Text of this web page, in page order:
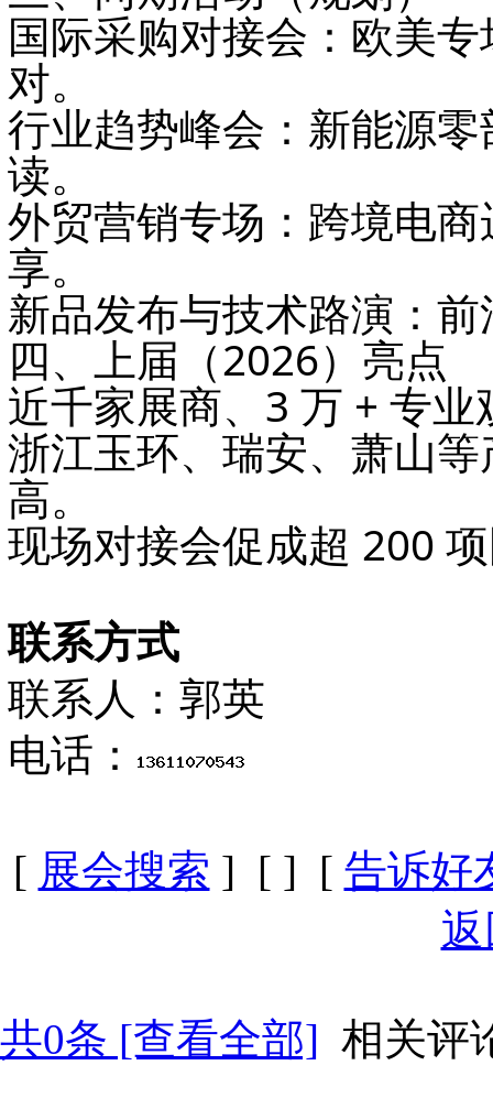
国际采购对接会 ：欧美
对。
行业趋势峰会 ：新能源
读。
外贸营销专场 ：跨境电
享。
新品发布与技术路演 ：
四、上届（2026）亮点
近千家展商、3 万 + 专业
浙江玉环、瑞安、萧山
高。
现场对接会促成超 200 项
联系方式
联系人：郭英
电话：
[ 展会搜索 ] [ ] [ 告诉好
共0条 [查看全部] 相关评